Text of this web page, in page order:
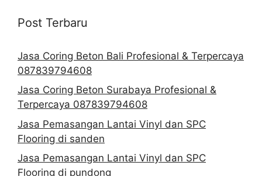
Post Terbaru
Jasa Coring Beton Bali Profesional & Terpercaya
087839794608
Jasa Coring Beton Surabaya Profesional &
Terpercaya 087839794608
Jasa Pemasangan Lantai Vinyl dan SPC
Flooring di sanden
Jasa Pemasangan Lantai Vinyl dan SPC
Flooring di pundong